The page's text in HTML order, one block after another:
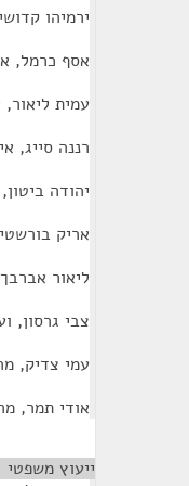
ירמיהו
אסף כרמל,
עמית ליאור,
רננה סייג,
יהודה
אריק
ליאור
צבי גרסון,
עמי צדיק,
אודי תמר,
ייעוץ משפטי